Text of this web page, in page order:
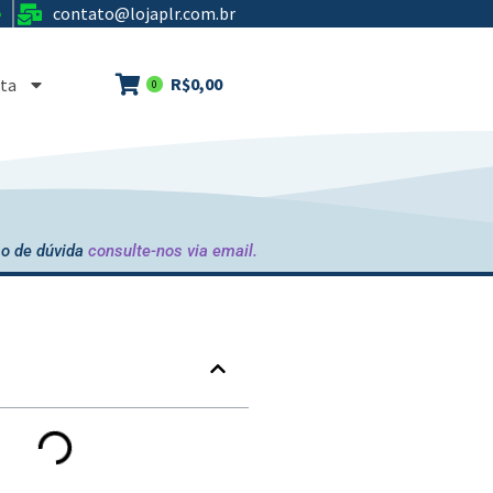
contato@lojaplr.com.br
R$0,00
0
de dúvida consulte-nos via email.